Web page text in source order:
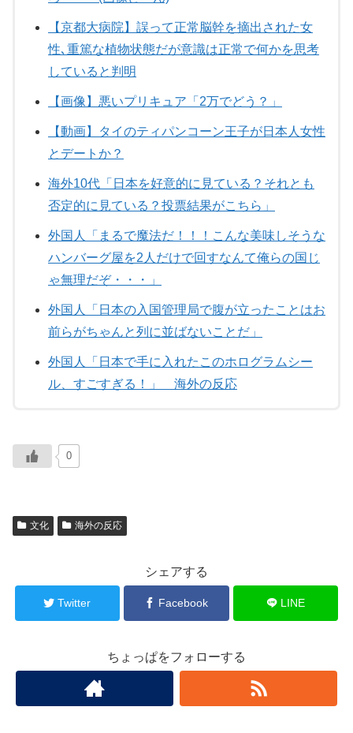
【京都大病院】誤って正常脳幹を摘出された女
性､重篤な植物状態だが意識は正常で何かを思考
していると判明
【画像】悪いプリキュア「2万でどう？」
【動画】タイのティパンコーン王子が日本人女性
とデートか？
海外10代「日本を好意的に見ている？それとも
否定的に見ている？投票結果がこちら」
外国人「まるで魔法だ！！！こんな美味しそうな
ハンバーグ屋を2人だけで回すなんて俺らの国じ
ゃ無理だぞ・・・」
外国人「日本の入国管理局で腹が立ったことはお
前らがちゃんと列に並ばないことだ」
外国人「日本で手に入れたこのホログラムシー
ル、すごすぎる！」 海外の反応
0
文化 海外の反応
シェアする
Twitter Facebook LINE
ちょっぱをフォローする